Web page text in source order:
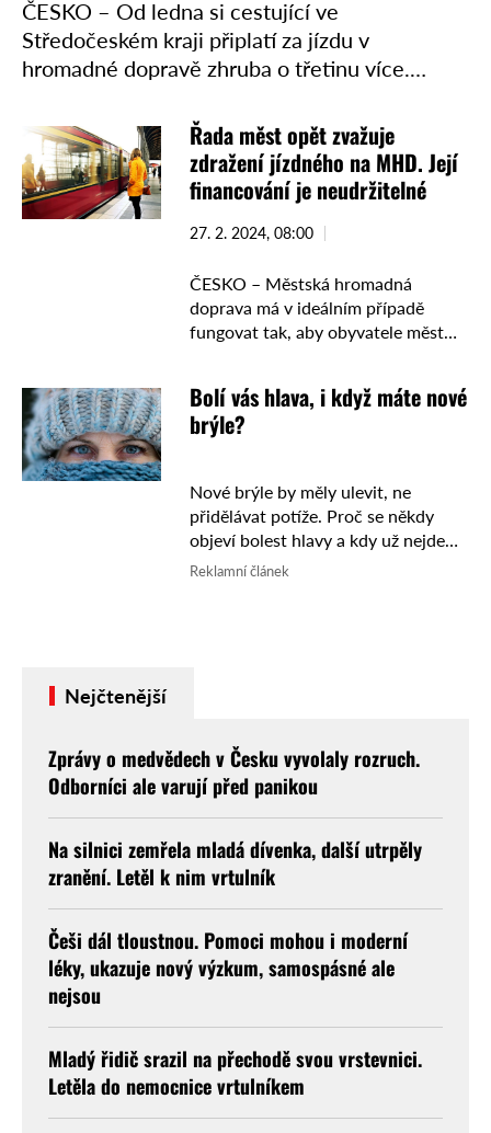
ČESKO – Od ledna si cestující ve
Středočeském kraji připlatí za jízdu v
hromadné dopravě zhruba o třetinu více.
jízdenek, tak časových kuponů. Důvodem …
Řada měst opět zvažuje
zdražení jízdného na MHD. Její
financování je neudržitelné
27. 2. 2024, 08:00
ČESKO – Městská hromadná
doprava má v ideálním případě
fungovat tak, aby obyvatele měst
dopravy v centrech měst, což na
jednu stranu …
Bolí vás hlava, i když máte nové
brýle?
Nové brýle by měly ulevit, ne
přidělávat potíže. Proč se někdy
objeví bolest hlavy a kdy už nejde
jen o zvykání? Dioptrické brýle by
Reklamní článek
Nejčtenější
Zprávy o medvědech v Česku vyvolaly rozruch.
Odborníci ale varují před panikou
Na silnici zemřela mladá dívenka, další utrpěly
zranění. Letěl k nim vrtulník
Češi dál tloustnou. Pomoci mohou i moderní
léky, ukazuje nový výzkum, samospásné ale
nejsou
Mladý řidič srazil na přechodě svou vrstevnici.
Letěla do nemocnice vrtulníkem